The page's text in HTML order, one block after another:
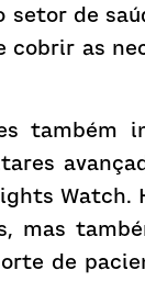
de
as
também
mas
de